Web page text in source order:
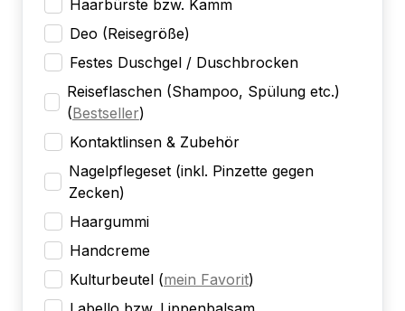
Haarbürste bzw. Kamm
Deo (Reisegröße)
Festes Duschgel / Duschbrocken
Reiseflaschen (Shampoo, Spülung etc.)
(Bestseller)
Kontaktlinsen & Zubehör
Nagelpflegeset (inkl. Pinzette gegen
Zecken)
Haargummi
Handcreme
Kulturbeutel (mein Favorit)